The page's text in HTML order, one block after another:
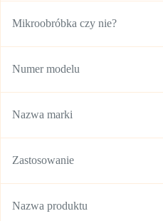
Mikroobróbka czy nie?
Numer modelu
Nazwa marki
Zastosowanie
Nazwa produktu